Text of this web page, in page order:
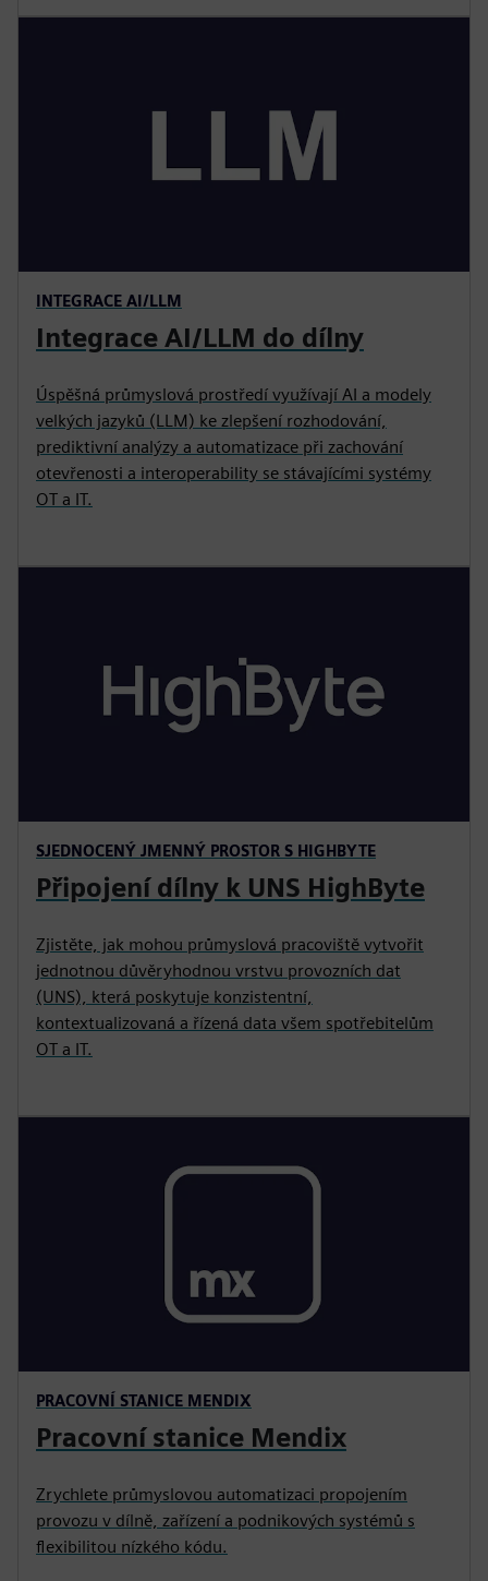
INTEGRACE AI/LLM
Integrace AI/LLM do dílny
Úspěšná průmyslová prostředí využívají AI a modely
velkých jazyků (LLM) ke zlepšení rozhodování,
prediktivní analýzy a automatizace při zachování
otevřenosti a interoperability se stávajícími systémy
OT a IT.
SJEDNOCENÝ JMENNÝ PROSTOR S HIGHBYTE
Připojení dílny k UNS HighByte
Zjistěte, jak mohou průmyslová pracoviště vytvořit
jednotnou důvěryhodnou vrstvu provozních dat
(UNS), která poskytuje konzistentní,
kontextualizovaná a řízená data všem spotřebitelům
OT a IT.
PRACOVNÍ STANICE MENDIX
Pracovní stanice Mendix
Zrychlete průmyslovou automatizaci propojením
provozu v dílně, zařízení a podnikových systémů s
flexibilitou nízkého kódu.